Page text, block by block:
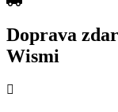
Doprava
Wismi